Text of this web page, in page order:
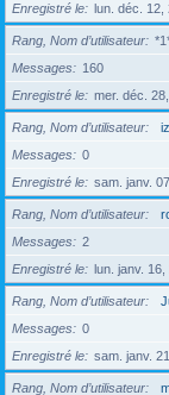
Enregistré le
lun. déc. 12,
Rang, Nom d’utilisateur
Messages
160
Enregistré le
mer. déc.
Rang, Nom d’utilisateur
Messages
0
Enregistré le
sam. janv.
Rang, Nom d’utilisateur
Messages
2
Enregistré le
lun. janv.
Rang, Nom d’utilisateur
Messages
0
Enregistré le
sam. janv.
Rang, Nom d’utilisateur